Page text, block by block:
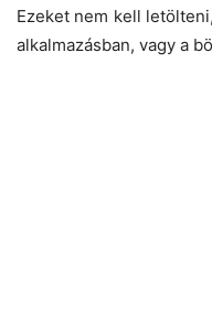
Ezeket nem kell
alkalmazásban, vagy a